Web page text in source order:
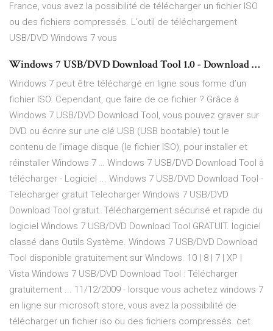
France, vous avez la possibilité de télécharger un fichier ISO
ou des fichiers compressés. L'outil de téléchargement
USB/DVD Windows 7 vous
Windows 7 USB/DVD Download Tool 1.0 - Download …
Windows 7 peut être téléchargé en ligne sous forme d’un
fichier ISO. Cependant, que faire de ce fichier ? Grâce à
Windows 7 USB/DVD Download Tool, vous pouvez graver sur
DVD ou écrire sur une clé USB (USB bootable) tout le
contenu de l’image disque (le fichier ISO), pour installer et
réinstaller Windows 7 … Windows 7 USB/DVD Download Tool à
télécharger - Logiciel ... Windows 7 USB/DVD Download Tool -
Telecharger gratuit Telecharger Windows 7 USB/DVD
Download Tool gratuit. Téléchargement sécurisé et rapide du
logiciel Windows 7 USB/DVD Download Tool GRATUIT. logiciel
classé dans Outils Système. Windows 7 USB/DVD Download
Tool disponible gratuitement sur Windows. 10 | 8 | 7 | XP |
Vista Windows 7 USB/DVD Download Tool : Télécharger
gratuitement ... 11/12/2009 · lorsque vous achetez windows 7
en ligne sur microsoft store, vous avez la possibilité de
télécharger un fichier iso ou des fichiers compressés. cet